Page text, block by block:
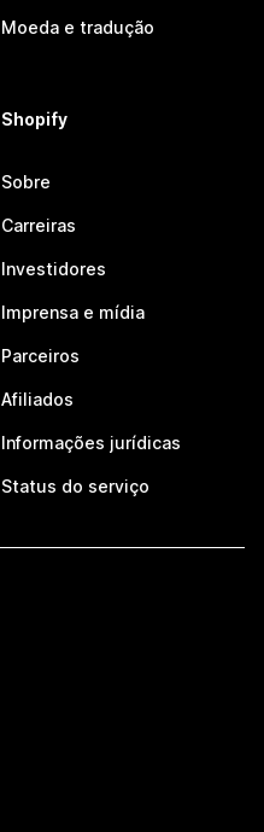
Moeda e tradução
Shopify
Sobre
Carreiras
Investidores
Imprensa e mídia
Parceiros
Afiliados
Informações jurídicas
Status do serviço